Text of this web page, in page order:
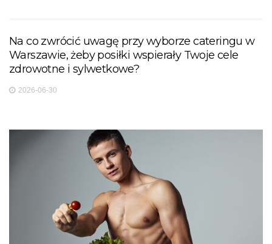
Na co zwrócić uwagę przy wyborze cateringu w
Warszawie, żeby posiłki wspierały Twoje cele
zdrowotne i sylwetkowe?
2026-06-30